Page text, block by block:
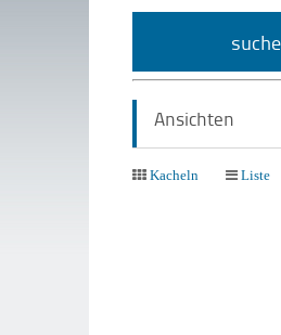
Ansichten
Kacheln Liste